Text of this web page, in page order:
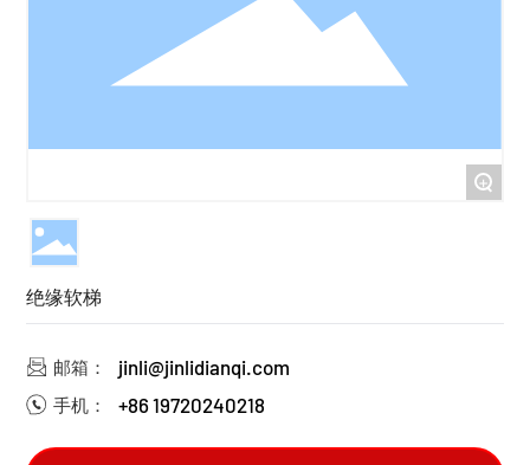
+
绝缘软梯
邮箱： jinli@jinlidianqi.com
手机： +86 19720240218